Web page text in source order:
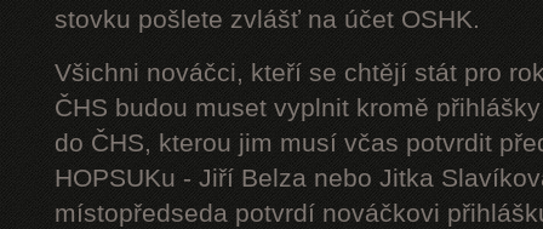
stovku pošlete zvlášť na účet OSHK.
Všichni nováčci, kteří se chtějí stát pro
ČHS budou muset vyplnit kromě
do ČHS, kterou jim musí včas potvrdit
HOPSUKu - Jiří Belza nebo Jitka
místopředseda potvrdí nováčkovi